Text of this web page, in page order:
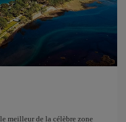
meilleur de la célèbre zone